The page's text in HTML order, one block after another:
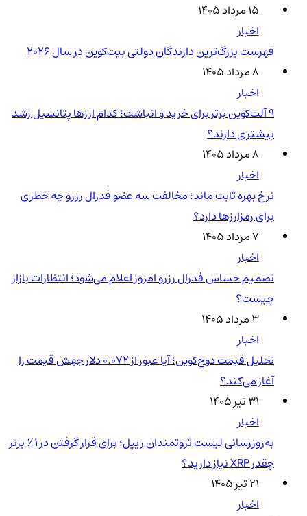
۱۵ مرداد ۱۴۰۵
اخبار
فهرست بزرگ‌ترین دارندگان دولتی بیت‌کوین در سال 2026
۸ مرداد ۱۴۰۵
اخبار
۹ آلت‌کوین برتر برای خرید و انباشت؛ کدام ارزها پتانسیل رشد
بیشتری دارند؟
۸ مرداد ۱۴۰۵
اخبار
نرخ بهره ثابت ماند؛ مخالفت سه عضو فدرال رزرو چه خطری
برای رمزارزها دارد؟
۷ مرداد ۱۴۰۵
اخبار
تصمیم حساس فدرال رزرو امروز اعلام می‌شود؛ انتظارات بازار
چیست؟
۳ مرداد ۱۴۰۵
اخبار
تحلیل قیمت دوج‌کوین؛ آیا عبور از ۰.۰۷۲ دلار جهش قیمت را
آغاز می‌کند؟
۳۱ تیر ۱۴۰۵
اخبار
به‌روزرسانی لیست ثروتمندان ریپل؛ برای قرار گرفتن در ۱٪ برتر
چقدر XRP نیاز دارید؟
۲۱ تیر ۱۴۰۵
اخبار